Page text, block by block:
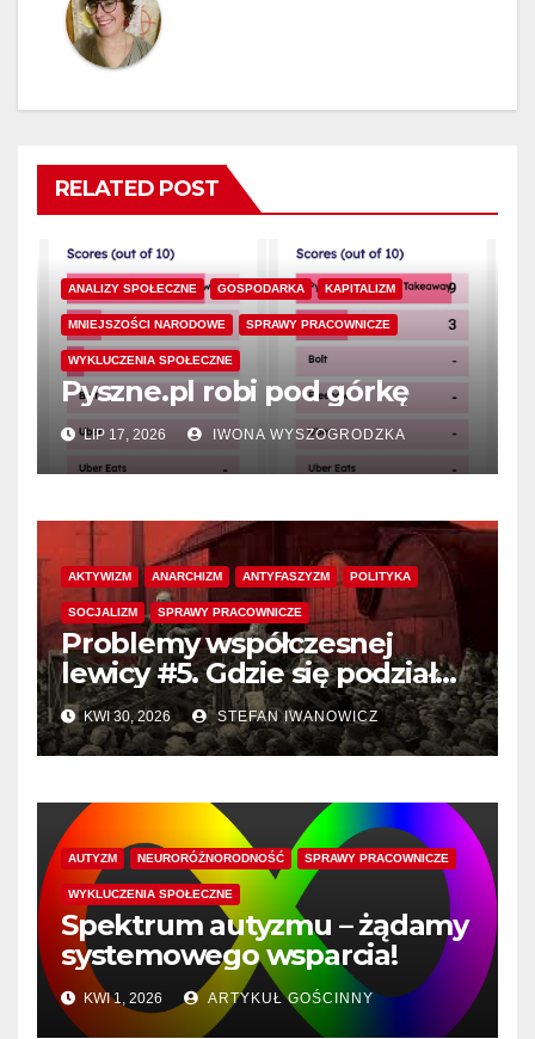
RELATED POST
ANALIZY SPOŁECZNE GOSPODARKA KAPITALIZM
MNIEJSZOŚCI NARODOWE SPRAWY PRACOWNICZE
WYKLUCZENIA SPOŁECZNE
Pyszne.pl robi pod górkę
LIP 17, 2026 IWONA WYSZOGRODZKA
AKTYWIZM ANARCHIZM ANTYFASZYZM POLITYKA
SOCJALIZM SPRAWY PRACOWNICZE
Problemy współczesnej
lewicy #5. Gdzie się podział
radykalizm?
KWI 30, 2026 STEFAN IWANOWICZ
AUTYZM NEURORÓŻNORODNOŚĆ SPRAWY PRACOWNICZE
WYKLUCZENIA SPOŁECZNE
Spektrum autyzmu – żądamy
systemowego wsparcia!
KWI 1, 2026 ARTYKUŁ GOŚCINNY